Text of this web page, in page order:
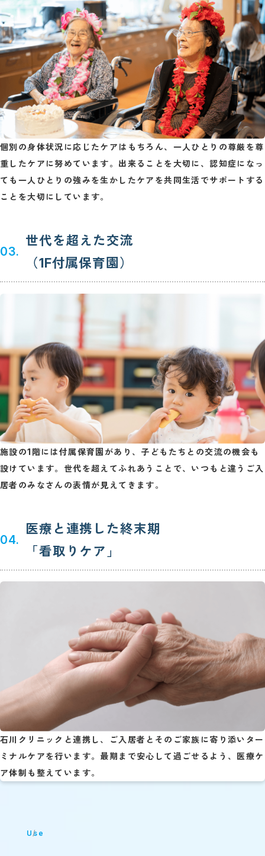
個別の身体状況に応じたケアはもちろん、一人ひとりの尊厳を尊
重したケアに努めています。出来ることを大切に、認知症になっ
ても一人ひとりの強みを生かしたケアを共同生活でサポートする
ことを大切にしています。
03.
世代を超えた交流
（1F付属保育園）
施設の1階には付属保育園があり、子どもたちとの交流の機会も
設けています。世代を超えてふれあうことで、いつもと違うご入
居者のみなさんの表情が見えてきます。
04.
医療と連携した終末期
「看取りケア」
石川クリニックと連携し、ご入居者とそのご家族に寄り添いター
ミナルケアを行います。最期まで安心して過ごせるよう、医療ケ
ア体制も整えています。
Use